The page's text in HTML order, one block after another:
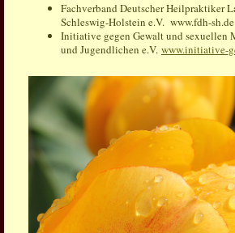
Fachverband Deutscher Heilpraktiker
Schleswig-Holstein e.V. www.fdh-sh.de
Initiative gegen Gewalt und sexuellen
und Jugendlichen e.V. www.initiative-